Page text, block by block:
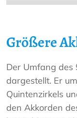
Größere
Der Umfang des
dargestellt. Er
Quintenzirkels
den Akkorden